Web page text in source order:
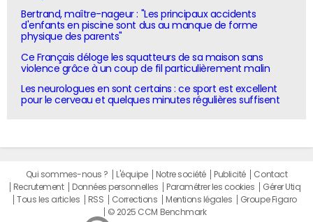
Bertrand, maître-nageur : "Les principaux accidents
d'enfants en piscine sont dus au manque de forme
physique des parents"
Ce Français déloge les squatteurs de sa maison sans
violence grâce à un coup de fil particulièrement malin
Les neurologues en sont certains : ce sport est excellent
pour le cerveau et quelques minutes régulières suffisent
Qui sommes-nous ? L'équipe Notre société Publicité
Contact
Recrutement
Données personnelles Paramétrer les cookies
Gérer Utiq
Tous les articles
RSS Corrections Mentions légales
Groupe Figaro
© 2025 CCM Benchmark